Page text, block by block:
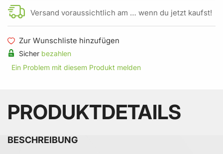
Versand voraussichtlich am … wenn du jetzt kaufst!
Zur Wunschliste hinzufügen
Sicher bezahlen
Ein Problem mit diesem Produkt melden
PRODUKTDETAILS
BESCHREIBUNG